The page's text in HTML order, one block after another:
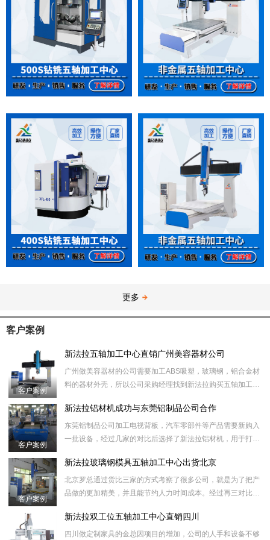
更多
客户案例
客户案例
新法拉五轴加工中心直销广州美容器材公司
广州做美容器材的公司需要加工ABS吸塑，玻璃钢，铝合金材
料的器材外壳，所以公司采购经理找到新法拉购买五轴加工中
客户案例
新法拉铝材机成功与东莞铝制品公司合作
东莞铝制品公司加工电视背板，汽车零部件等产品需要新购入
一批设备，经过几家的对比后选择了新法拉铝材机，用于打
客户案例
新法拉玻璃钢模具五轴加工中心出货北京
北京罗总通过货比三家的方式考察了很多公司，就是为了把产
品做的更加精美，并且能节约人力时间成本。经过再三对比，
于
新法拉双工位五轴加工中心直销四川
四川做定制家具的金总因项目的增加，公司的人手和设备不够